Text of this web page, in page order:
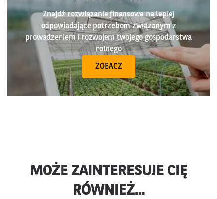
Znajdź rozwiązanie finansowe najlepiej
odpowiadające potrzebom związanym z
prowadzeniem i rozwojem twojego gospodarstwa
rolnego
ZOBACZ
MOŻE ZAINTERESUJE CIĘ
RÓWNIEŻ...